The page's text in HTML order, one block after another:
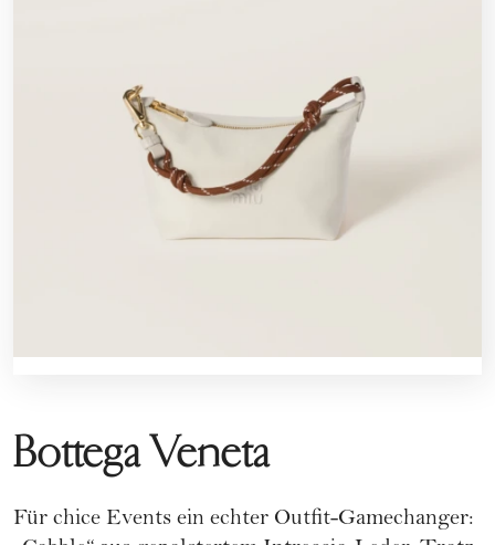
Bottega Veneta
Für chice Events ein echter Outfit-Gamechanger: